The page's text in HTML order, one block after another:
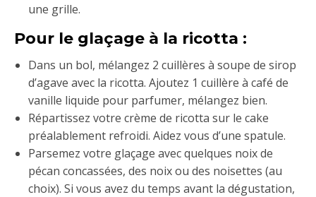
une grille.
Pour le glaçage à la ricotta :
Dans un bol, mélangez 2 cuillères à soupe de sirop
d’agave avec la ricotta. Ajoutez 1 cuillère à café de
vanille liquide pour parfumer, mélangez bien.
Répartissez votre crème de ricotta sur le cake
préalablement refroidi. Aidez vous d’une spatule.
Parsemez votre glaçage avec quelques noix de
pécan concassées, des noix ou des noisettes (au
choix). Si vous avez du temps avant la dégustation,